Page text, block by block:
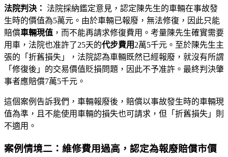
法院判決： 法院採納鑑定意見，認定陳先生的車輛在事故發
生時的價值為5萬元。由於車輛已報廢，無法修復，因此只能
賠償車輛現值 ，而不能再請求修復費用。考量陳先生確實需要
用車，法院也准許了25天的代步費用 2萬5千元。至於陳先生主
張的「折舊損失」，法院認為車輛既然已經報廢，就沒有所謂
「修復後」的交易價值貶損問題，因此不予准許。最終判決肇
事者應賠償7萬5千元。
這個案例告訴我們，車輛報廢後，賠償以事故發生時的車輛現
值為準，且不能使用車輛的損失也可請求，但「折舊損失」則
不適用。
案例情境二：維修費用過高，認定為報廢賠償市價